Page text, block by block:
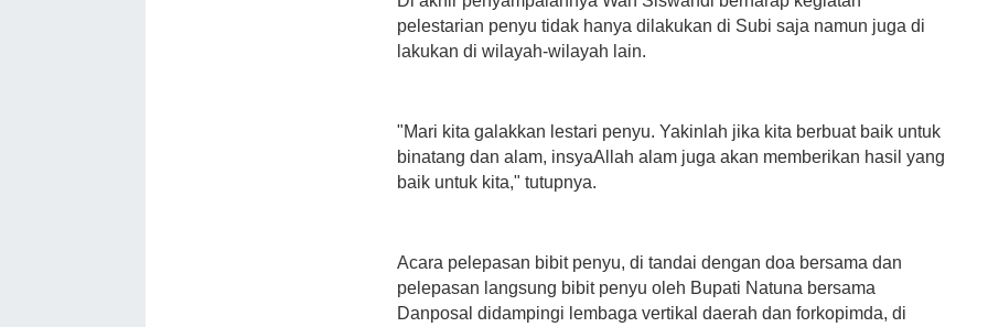
pelestarian penyu tidak hanya dilakukan di Subi saja namun juga di
lakukan di wilayah-wilayah lain.
"Mari kita galakkan lestari penyu. Yakinlah jika kita berbuat baik untuk
binatang dan alam, insyaAllah alam juga akan memberikan hasil yang
baik untuk kita," tutupnya.
Acara pelepasan bibit penyu, di tandai dengan doa bersama dan
pelepasan langsung bibit penyu oleh Bupati Natuna bersama
Danposal didampingi lembaga vertikal daerah dan forkopimda, di